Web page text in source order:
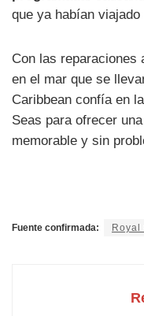
que ya habían
Con las reparaciones
en el mar que se
Caribbean confía en
Seas para ofrecer
memorable y sin
Fuente confirmada: Royal